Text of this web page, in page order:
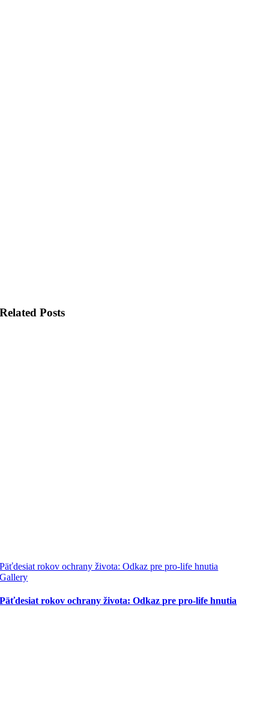
Related Posts
Päťdesiat rokov ochrany života: Odkaz pre pro-life hnutia
Gallery
Päťdesiat rokov ochrany života: Odkaz pre pro-life hnutia